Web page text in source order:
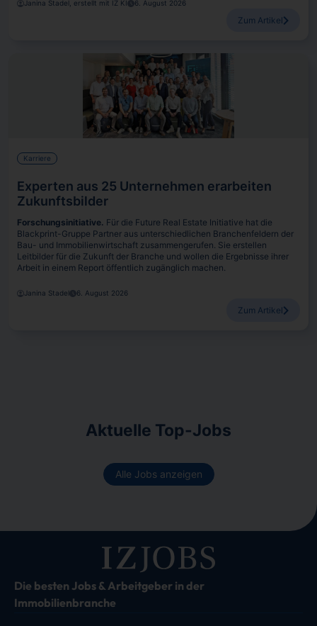
Janina Stadel, erstellt mit IZ KI 6. August 2026
Zum Artikel
Karriere
Experten aus 25 Unternehmen erarbeiten
Zukunftsbilder
Forschungsinitiative. Für die Future Real Estate Initiative hat die
Blackprint-Gruppe Partner aus unterschiedlichen Branchenfeldern der
Bau- und Immobilienwirtschaft zusammengerufen. Sie erstellen
Leitbilder für die Zukunft der Branche und wollen die Ergebnisse ihrer
Arbeit in einem Report öffentlich zugänglich machen.
Janina Stadel 6. August 2026
Zum Artikel
Aktuelle Top-Jobs
Alle Jobs anzeigen
Die besten Jobs & Arbeitgeber in der
Immobilienbranche